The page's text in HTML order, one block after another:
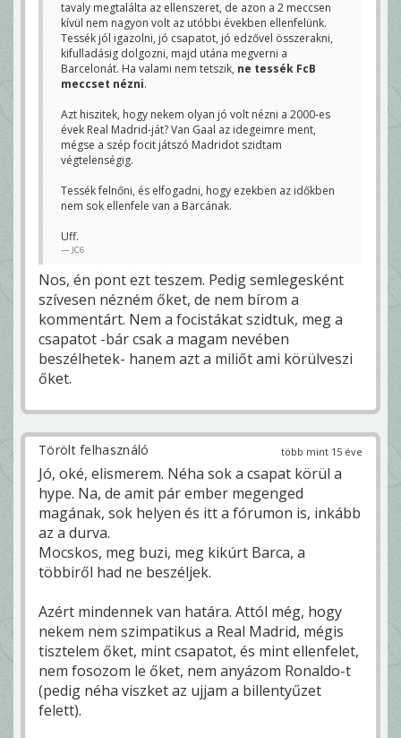
tavaly megtalálta az ellenszeret, de azon a 2 meccsen
kívül nem nagyon volt az utóbbi években ellenfelünk.
Tessék jól igazolni, jó csapatot, jó edzővel összerakni,
kifulladásig dolgozni, majd utána megverni a
Barcelonát. Ha valami nem tetszik, ne tessék FcB
meccset nézni.
Azt hiszitek, hogy nekem olyan jó volt nézni a 2000-es
évek Real Madrid-ját? Van Gaal az idegeimre ment,
mégse a szép focit játszó Madridot szidtam
végtelenségig.
Tessék felnőni, és elfogadni, hogy ezekben az időkben
nem sok ellenfele van a Barcának.
Uff.
JC6
Nos, én pont ezt teszem. Pedig semlegesként
szívesen nézném őket, de nem bírom a
kommentárt. Nem a focistákat szidtuk, meg a
csapatot -bár csak a magam nevében
beszélhetek- hanem azt a miliőt ami körülveszi
őket.
több mint 15 éve
Törölt felhasználó
Jó, oké, elismerem. Néha sok a csapat körül a
hype. Na, de amit pár ember megenged
magának, sok helyen és itt a fórumon is, inkább
az a durva.
Mocskos, meg buzi, meg kikúrt Barca, a
többiről had ne beszéljek.
Azért mindennek van határa. Attól még, hogy
nekem nem szimpatikus a Real Madrid, mégis
tisztelem őket, mint csapatot, és mint ellenfelet,
nem fosozom le őket, nem anyázom Ronaldo-t
(pedig néha viszket az ujjam a billentyűzet
felett).